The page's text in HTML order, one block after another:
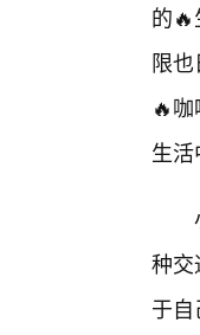
的
限
🔥
生活
种
于自